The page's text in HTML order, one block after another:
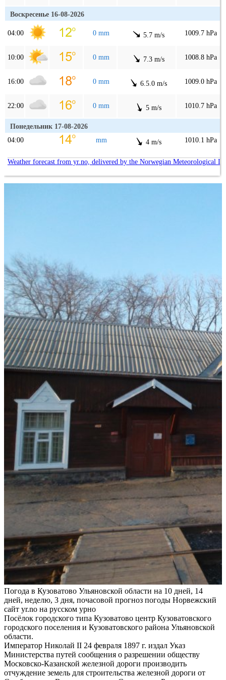
Воскресенье 16-08-2026
04:00 0 mm 5.7 m/s 1009.7 hPa
10:00 0 mm 7.3 m/s 1008.8 hPa
16:00 0 mm 6.5.0 m/s 1009.0 hPa
22:00 0 mm 5 m/s 1010.7 hPa
Понедельник 17-08-2026
04:00
mm 4 m/s 1010.1 hPa
Weather forecast from yr.no, delivered by the Norwegian Meteorological
Погода в Кузоватово Ульяновской области на 10 дней, 14
дней, неделю, 3 дня, почасовой прогноз погоды Норвежский
сайт yr.no на русском урно
Посёлок городского типа Кузоватово центр Кузоватовского
городского поселения и Кузоватовского района Ульяновской
области.
Император Николай II 24 февраля 1897 г. издал Указ
Министерства путей сообщения о разрешении обществу
Московско-Казанской железной дороги производить
отчуждение земель для строительства железной дороги от